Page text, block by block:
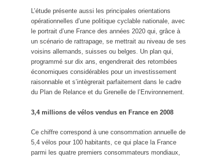
L’étude présente aussi les principales orientations
opérationnelles d’une politique cyclable nationale, avec
le portrait d’une France des années 2020 qui, grâce à
un scénario de rattrapage, se mettrait au niveau de ses
voisins allemands, suisses ou belges. Un plan qui,
programmé sur dix ans, engendrerait des retombées
économiques considérables pour un investissement
raisonnable et s’intègrerait parfaitement dans le cadre
du Plan de Relance et du Grenelle de l’Environnement.
3,4 millions de vélos vendus en France en 2008
Ce chiffre correspond à une consommation annuelle de
5,4 vélos pour 100 habitants, ce qui place la France
parmi les quatre premiers consommateurs mondiaux,